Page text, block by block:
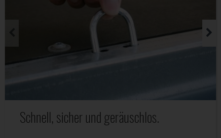
Schnell, sicher und geräuschlos.